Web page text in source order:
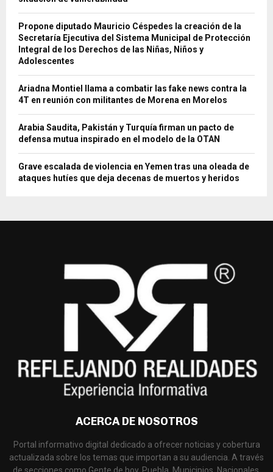
Propone diputado Mauricio Céspedes la creación de la
Secretaría Ejecutiva del Sistema Municipal de Protección
Integral de los Derechos de las Niñas, Niños y
Adolescentes
Ariadna Montiel llama a combatir las fake news contra la
4T en reunión con militantes de Morena en Morelos
Arabia Saudita, Pakistán y Turquía firman un pacto de
defensa mutua inspirado en el modelo de la OTAN
Grave escalada de violencia en Yemen tras una oleada de
ataques hutíes que deja decenas de muertos y heridos
ACERCA DE NOSOTROS
Portal informativo digital dedicado a ofrecer noticias y cobertura
actualizada sobre los temas que importan a su audiencia. A través
de secciones como Gente de hoy, Puebla, Municipios, Nacionales,